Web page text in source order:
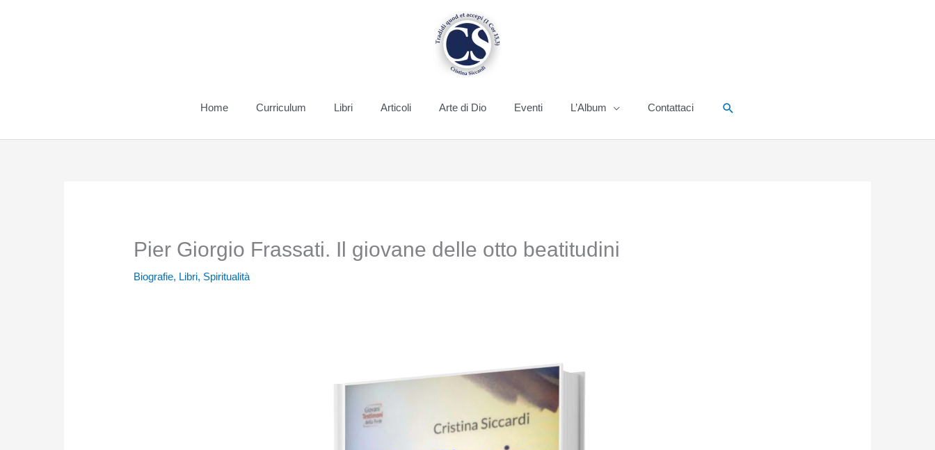
Home Curriculum Libri Articoli Arte di Dio Eventi L’Album Contattaci Cerca
Pier Giorgio Frassati. Il giovane delle otto beatitudini
Biografie, Libri, Spiritualità